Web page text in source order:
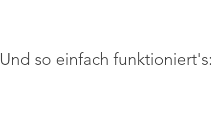
Und so einfach funktioniert's: